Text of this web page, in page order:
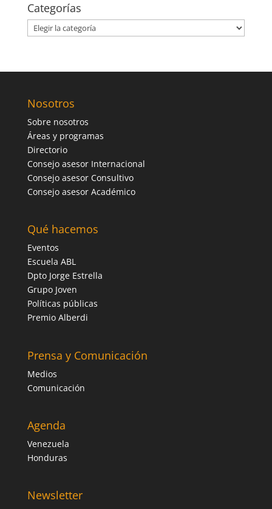
Categorías
Categorías
Nosotros
Sobre nosotros
Áreas y programas
Directorio
Consejo asesor Internacional
Consejo asesor Consultivo
Consejo asesor Académico
Qué hacemos
Eventos
Escuela ABL
Dpto Jorge Estrella
Grupo Joven
Políticas públicas
Premio Alberdi
Prensa y Comunicación
Medios
Comunicación
Agenda
Venezuela
Honduras
Newsletter